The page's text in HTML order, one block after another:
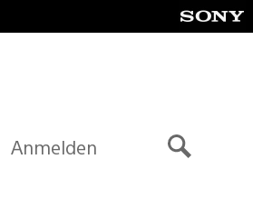
Anmelden